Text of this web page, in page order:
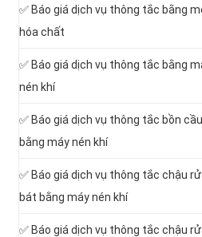
✅ Báo giá dịch vụ thông tắc bằng
hóa chất
✅ Báo giá dịch vụ thông tắc bằng
nén khí
✅ Báo giá dịch vụ thông tắc bồn cầu
bằng máy nén khí
✅ Báo giá dịch vụ thông tắc chậu
bát bằng máy nén khí
✅ Báo giá dịch vụ thông tắc chậu